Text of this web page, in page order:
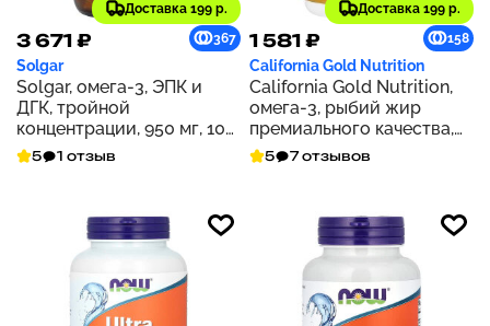
Доставка 199 р.
3 671 ₽ 367
Solgar
Solgar, омега-3, ЭПК и
ДГК, тройной
концентрации, 950 мг, 100
капсул
5 1 отзыв
Доставка 199 р.
1 581 ₽ 158
California Gold Nutrition
California Gold Nutrition,
омега-3, рыбий жир
премиального качества,
100 капсул из рыбьего
желатина
5 7 отзывов